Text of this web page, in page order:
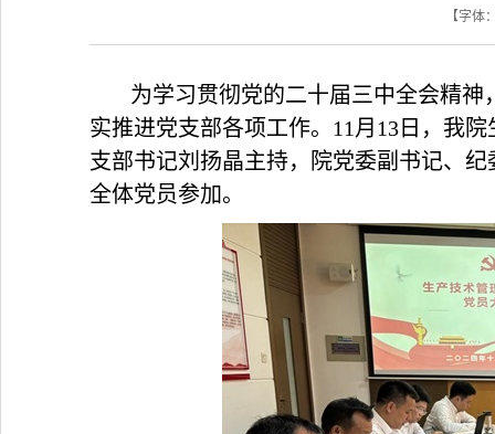
【字体
为学习贯彻党的二十届三中全会精
实推进党支部各项工作。11月13日，我
支部书记刘扬晶主持，院党委副书记、
全体党员参加。